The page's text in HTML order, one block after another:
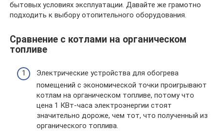
бытовых условиях эксплуатации. Давайте же грамотно
подходить к выбору отопительного оборудования.
Сравнение с котлами на органическом
топливе
Электрические устройства для обогрева
помещений с экономической точки проигрывают
котлам на органическом топливе, потому что
цена 1 КВт-часа электроэнергии стоят
значительно дороже, чем тот, что полученный из
органического топлива.